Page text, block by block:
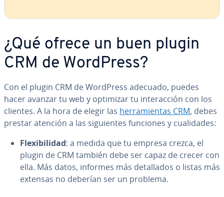
¿Qué ofrece un buen plugin
CRM de WordPress?
Con el plugin CRM de WordPress adecuado, puedes
hacer avanzar tu web y optimizar tu in­ter­ac­ción con los
clientes. A la hora de elegir las he­rra­mie­n­tas CRM, debes
prestar atención a las si­guie­n­tes funciones y cua­li­da­des:
Fle­xi­bi­li­dad: a medida que tu empresa crezca, el
plugin de CRM también debe ser capaz de crecer con
ella. Más datos, informes más de­ta­lla­dos o listas más
extensas no deberían ser un problema.